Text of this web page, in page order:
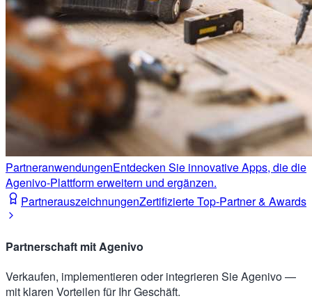
PartneranwendungenEntdecken Sie innovative Apps, die die
Agenivo-Plattform erweitern und ergänzen.
PartnerauszeichnungenZertifizierte Top-Partner & Awards
Partnerschaft mit Agenivo
Verkaufen, implementieren oder integrieren Sie Agenivo —
mit klaren Vorteilen für Ihr Geschäft.